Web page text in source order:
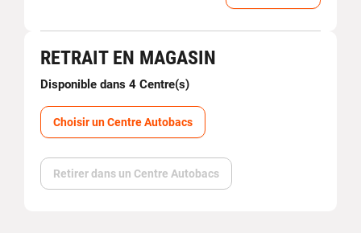
RETRAIT EN MAGASIN
Disponible dans 4 Centre(s)
Choisir un Centre Autobacs
Retirer dans un Centre Autobacs